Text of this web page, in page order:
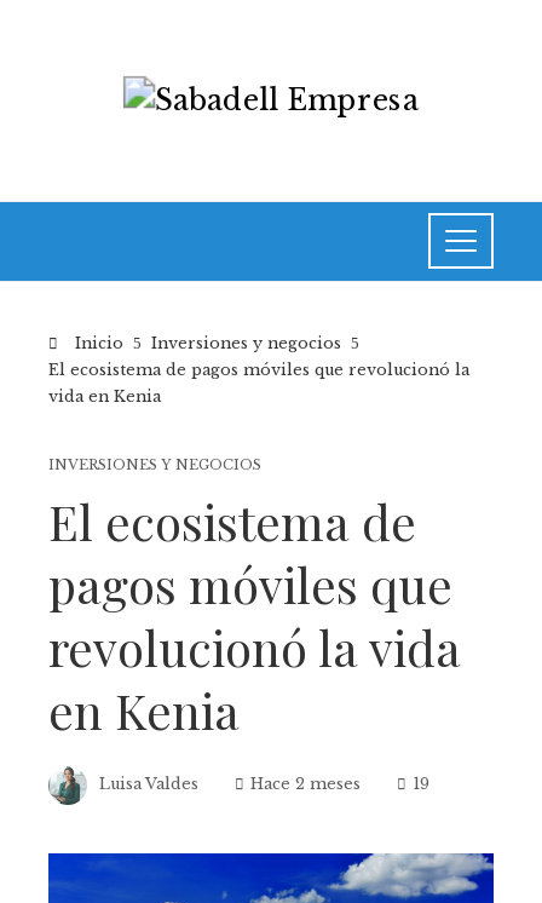
Inicio
Inversiones y negocios
El ecosistema de pagos móviles que revolucionó la
vida en Kenia
INVERSIONES Y NEGOCIOS
El ecosistema de
pagos móviles que
revolucionó la vida
en Kenia
Luisa Valdes Hace 2 meses 19